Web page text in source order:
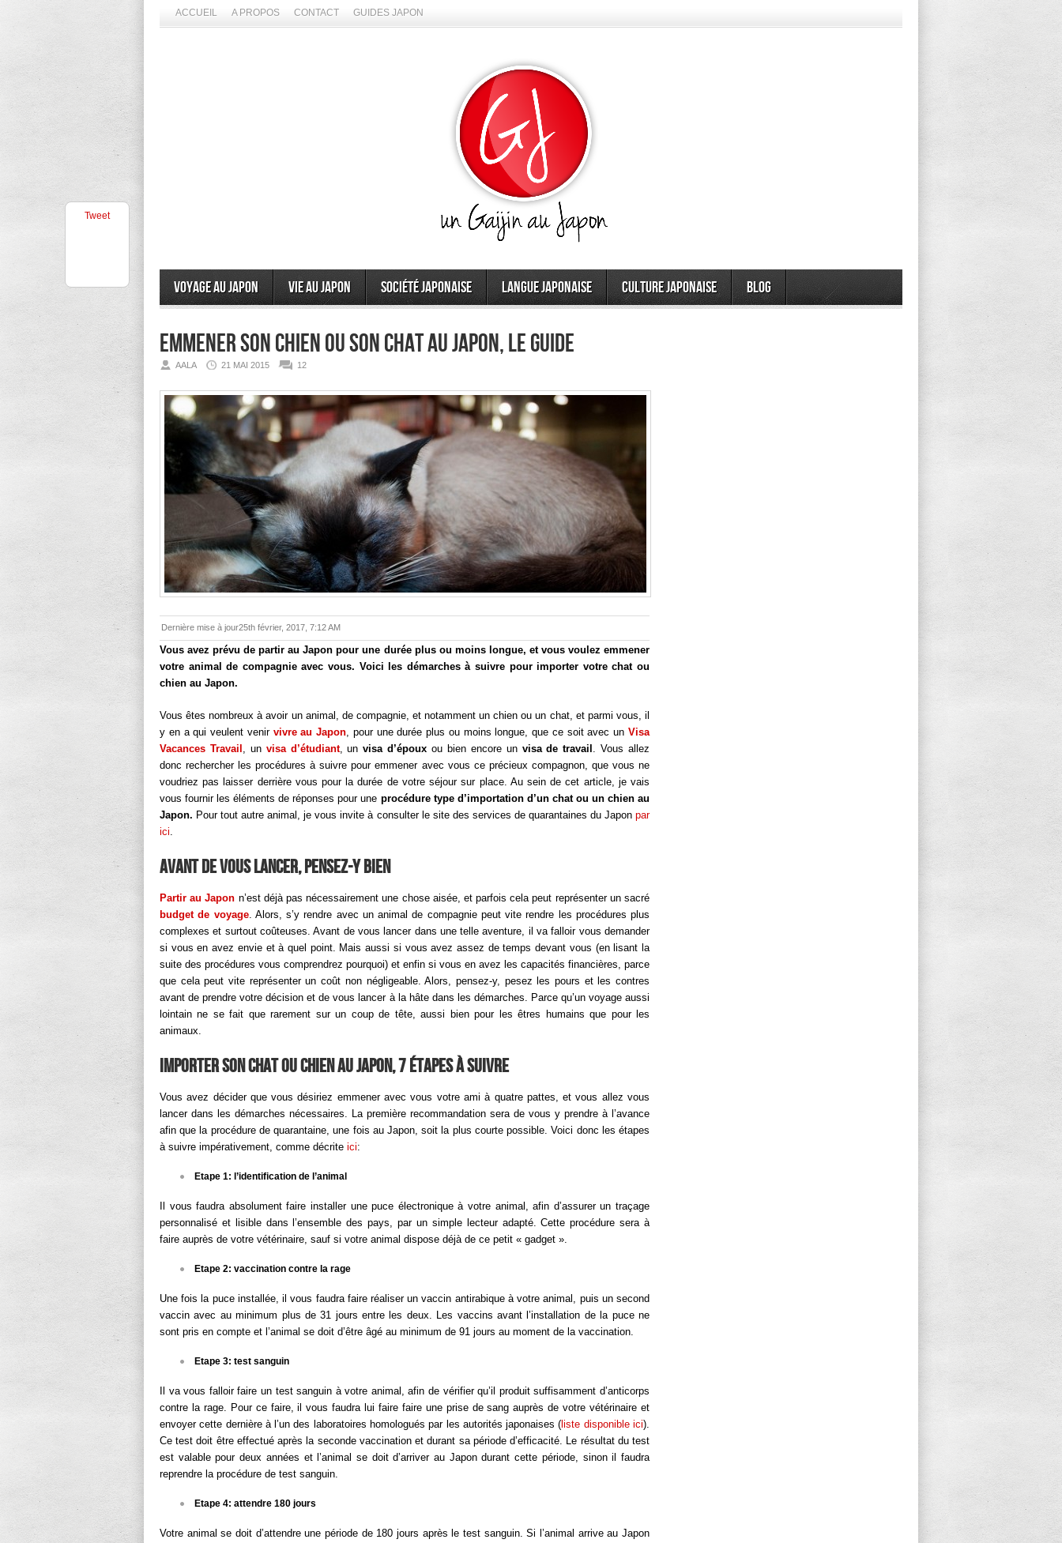
ACCUEIL A PROPOS CONTACT GUIDES JAPON
Voyage au Japon Vie au Japon Société japonaise Langue japonaise Culture japonaise Blog
Emmener son chien ou son chat au Japon, le guide
AALA 21 MAI 2015 12
Dernière mise à jour25th février, 2017, 7:12 AM
Vous avez prévu de partir au Japon pour une durée plus ou moins longue, et vous voulez emmener
votre animal de compagnie avec vous. Voici les démarches à suivre pour importer votre chat ou
chien au Japon.
Vous êtes nombreux à avoir un animal, de compagnie, et notamment un chien ou un chat, et parmi vous, il
y en a qui veulent venir vivre au Japon, pour une durée plus ou moins longue, que ce soit avec unVisa
Vacances Travail , un visa d’étudiant, unvisa d’époux ou bien encore un visa de travail . Vous allez
donc rechercher les procédures à suivre pour emmener avec vous ce précieux compagnon, que vous ne
voudriez pas laisser derrière vous pour la durée de votre séjour sur place. Au sein de cet article, je vais
vous fournir les éléments de réponses pour une procédure type d’importation d’un chat ou un chien au
Japon. Pour tout autre animal, je vous invite à consulter le site des services de quarantaines du Japon par
ici.
Avant de vous lancer, pensez-y bien
Partir au Japon n’est déjà pas nécessairement une chose aisée, et parfois cela peut représenter un sacré
budget de voyage. Alors, s’y rendre avec un animal de compagnie peut vite rendre les procédures plus
complexes et surtout coûteuses. Avant de vous lancer dans une telle aventure, il va falloir vous demander
si vous en avez envie et à quel point. Mais aussi si vous avez assez de temps devant vous (en lisant la
suite des procédures vous comprendrez pourquoi) et enfin si vous en avez les capacités financières, parce
que cela peut vite représenter un coût non négligeable. Alors, pensez-y, pesez les pours et les contres
avant de prendre votre décision et de vous lancer à la hâte dans les démarches. Parce qu’un voyage aussi
lointain ne se fait que rarement sur un coup de tête, aussi bien pour les êtres humains que pour les
animaux.
Importer son chat ou chien au Japon, 7 étapes à suivre
Vous avez décider que vous désiriez emmener avec vous votre ami à quatre pattes, et vous allez vous
lancer dans les démarches nécessaires. La première recommandation sera de vous y prendre à l’avance
afin que la procédure de quarantaine, une fois au Japon, soit la plus courte possible. Voici donc les étapes
à suivre impérativement, comme décrite ici:
Etape 1: l’identification de l’animal
Il vous faudra absolument faire installer une puce électronique à votre animal, afin d’assurer un traçage
personnalisé et lisible dans l’ensemble des pays, par un simple lecteur adapté. Cette procédure sera à
faire auprès de votre vétérinaire, sauf si votre animal dispose déjà de ce petit « gadget ».
Etape 2: vaccination contre la rage
Une fois la puce installée, il vous faudra faire réaliser un vaccin antirabique à votre animal, puis un second
vaccin avec au minimum plus de 31 jours entre les deux. Les vaccins avant l’installation de la puce ne
sont pris en compte et l’animal se doit d’être âgé au minimum de 91 jours au moment de la vaccination.
Etape 3: test sanguin
Il va vous falloir faire un test sanguin à votre animal, afin de vérifier qu’il produit suffisamment d’anticorps
contre la rage. Pour ce faire, il vous faudra lui faire faire une prise de sang auprès de votre vétérinaire et
envoyer cette dernière à l’un des laboratoires homologués par les autorités japonaises ( liste disponible ici).
Ce test doit être effectué après la seconde vaccination et durant sa période d’efficacité. Le résultat du test
est valable pour deux années et l’animal se doit d’arriver au Japon durant cette période, sinon il faudra
reprendre la procédure de test sanguin.
Etape 4: attendre 180 jours
Votre animal se doit d’attendre une période de 180 jours après le test sanguin. Si l’animal arrive au Japon
Tweet